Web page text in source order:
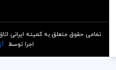
تمامی حقوق متعلق به کمیته ایرانی اتاق
اجرا توسط